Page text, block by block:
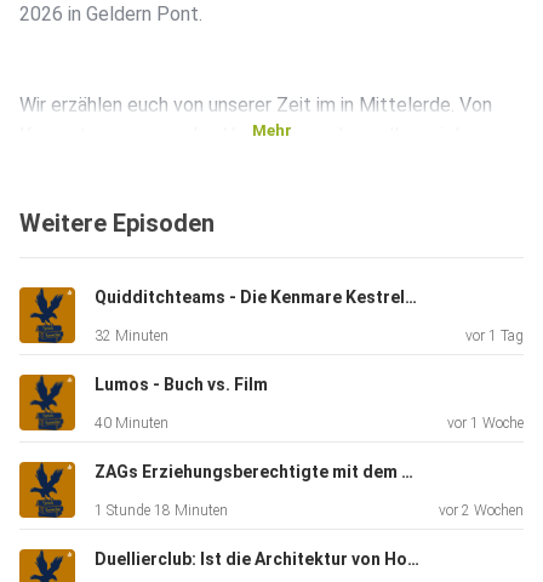
2026 in Geldern Pont.
Wir erzählen euch von unserer Zeit im in Mittelerde. Von
Konzerten, spannenden Vorträgen und vor allem viel zu
haben!
Wenn ihr noch mehr nerdiges Geschwafel, normalerweise
Hogwarts, Quidditch und die Wizarding World hören wollt,
könnt
Mehr
Weitere Episoden
Quidditchteams - Die Kenmare Kestrels und die Tutshil Tornadoes
32 Minuten vor 1 Tag
Lumos - Buch vs. Film
40 Minuten vor 1 Woche
ZAGs Erziehungsberechtigte mit dem Roten Buch
1 Stunde 18 Minuten vor 2 Wochen
Duellierclub: Ist die Architektur von Hogwarts sinnvoll?